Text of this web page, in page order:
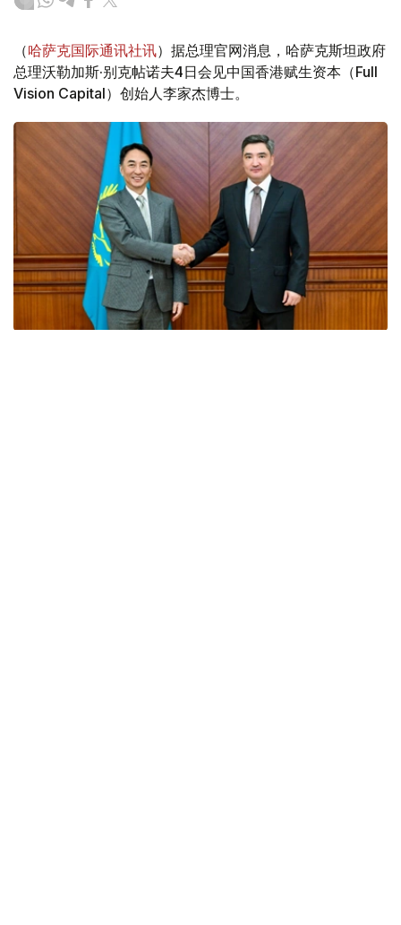
（哈萨克国际通讯社讯）据总理官网消息，哈萨克斯坦政府
总理沃勒加斯·别克帖诺夫4日会见中国香港赋生资本（Full
Vision Capital）创始人李家杰博士。